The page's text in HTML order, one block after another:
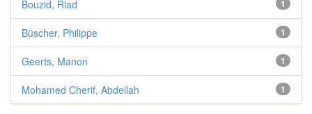
1
Bouzid, Riad
1
Büscher, Philippe
1
Geerts, Manon
1
Mohamed Cherif, Abdellah